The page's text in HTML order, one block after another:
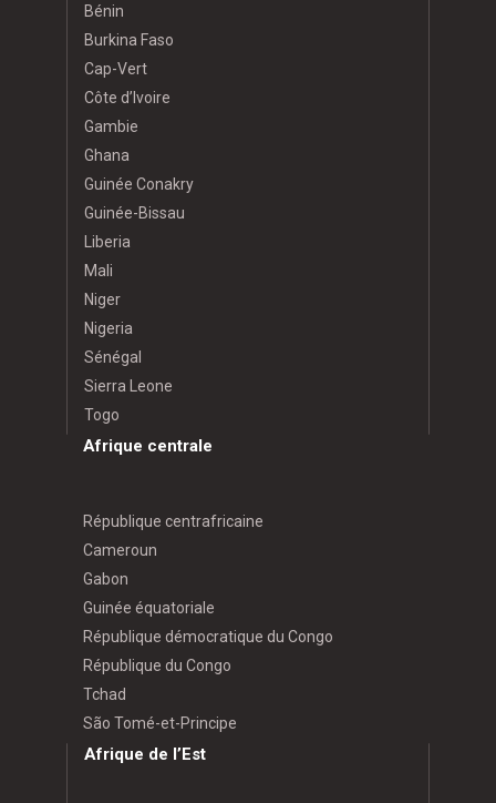
Bénin
Burkina Faso
Cap-Vert
Côte d’Ivoire
Gambie
Ghana
Guinée Conakry
Guinée-Bissau
Liberia
Mali
Niger
Nigeria
Sénégal
Sierra Leone
Togo
Afrique centrale
République centrafricaine
Cameroun
Gabon
Guinée équatoriale
République démocratique du Congo
République du Congo
Tchad
São Tomé-et-Principe
Afrique de l’Est